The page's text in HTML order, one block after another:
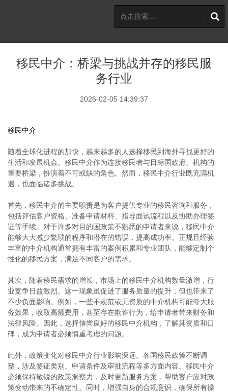
移民中介：桥梁与挑战并存的移民服
务行业
2026-02-05 14:39:37
移民中介
随着全球化进程的加快，越来越多的人选择移民到海外寻找更好的
生活和发展机会。移民中介作为连接移民者与目标国政府、机构的
重要桥梁，扮演着不可或缺的角色。然而，移民中介行业既充满机
遇，也面临诸多挑战。
首先，移民中介的主要职责是为客户提供专业的移民咨询和服务，
包括评估客户资格、准备申请材料、指导面试流程以及协助办理签
证等手续。对于许多对目的国政策不熟悉的申请者来说，移民中介
能够大大减少繁琐的程序和潜在的错误，提高成功率。正规且经验
丰富的中介机构通常拥有丰富的案例积累和专业团队，能够定制个
性化的移民方案，满足不同客户的需求。
其次，随着移民需求的增长，市场上的移民中介机构数量激增，行
业竞争日益激烈。这一现象虽促进了服务质量的提升，但也带来了
不少负面影响。例如，一些不规范或无资质的中介机构可能夸大服
务效果，收取高额费用，甚至存在欺诈行为，给申请者带来财务和
法律风险。因此，选择信誉良好的移民中介机构，了解其资质和口
碑，成为申请者必须慎重考虑的问题。
此外，政策变化对移民中介行业影响深远。各国移民政策不断调
整，涉及签证类别、申请条件及审批流程等多方面内容。移民中介
必须保持敏锐的政策洞察力，及时更新服务方案，帮助客户应对政
策变动带来的不确定性。同时，增强自身的合规意识，确保所有操